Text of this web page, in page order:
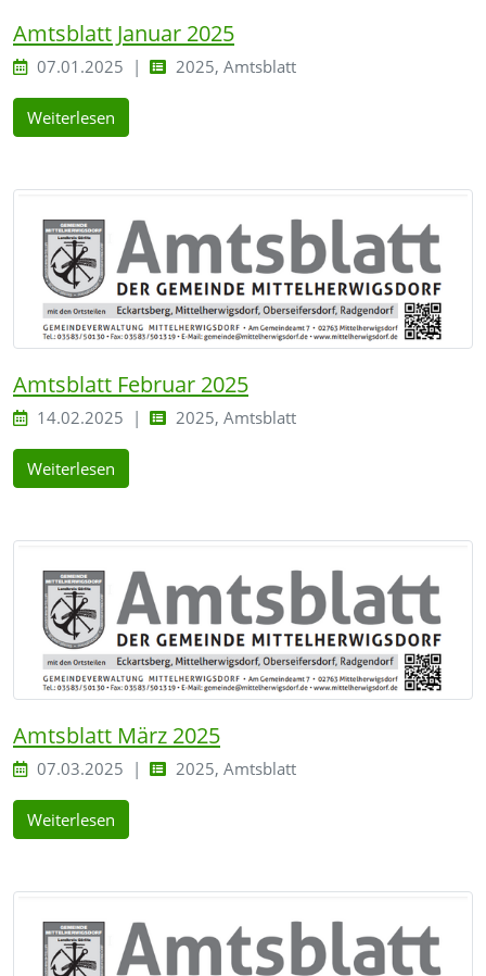
Amtsblatt Januar 2025
07.01.2025 2025, Amtsblatt
Weiterlesen
Amtsblatt Februar 2025
14.02.2025 2025, Amtsblatt
Weiterlesen
Amtsblatt März 2025
07.03.2025 2025, Amtsblatt
Weiterlesen